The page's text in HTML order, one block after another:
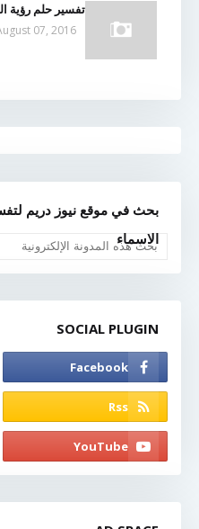
تفسير حلم رؤية
07, 2016
بحث في موقع نيوز دريم
الاسماء
SOCIAL PLUGIN